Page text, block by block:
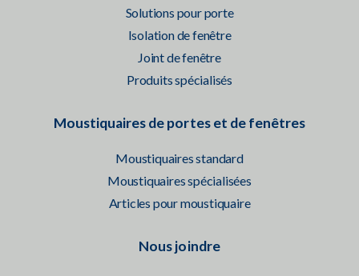
Solutions pour porte
Isolation de fenêtre
Joint de fenêtre
Produits spécialisés
Moustiquaires de portes et de fenêtres
Moustiquaires standard
Moustiquaires spécialisées
Articles pour moustiquaire
Nous joindre